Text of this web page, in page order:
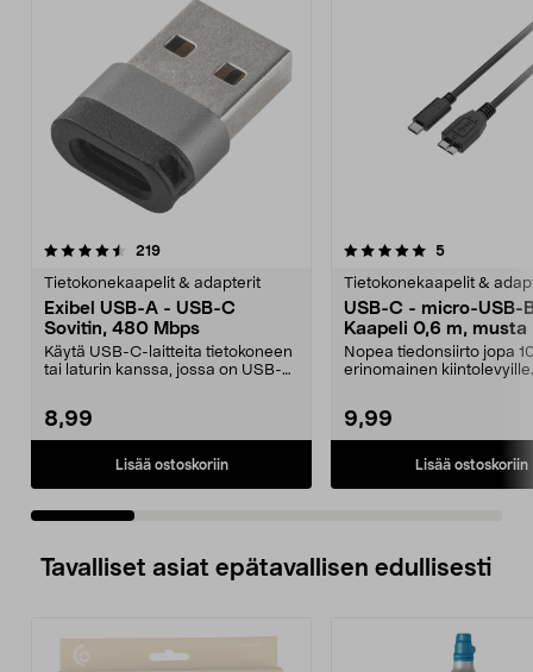
219arvostelut
Tietokonekaapelit & adapterit
Exibel USB-A - USB-C
Sovitin, 480 Mbps
Käytä USB-C-laitteita tietokoneen
tai laturin kanssa, jossa on USB-
8,99
Lisää ostoskoriin
5.0 viidestä
5arvostelut
Tietokonekaapelit &
USB-C - micro-USB-
Kaapeli 0,6 m, musta
Nopea tiedonsiirto jopa
erinomainen
9,99
Lisää ostoskoriin
4.5 viidestä
Tavalliset asiat epätavallisen edullisesti